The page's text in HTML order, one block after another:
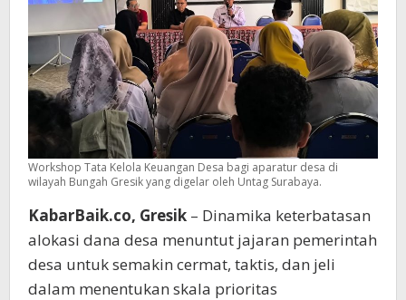
Workshop Tata Kelola Keuangan Desa bagi aparatur desa di
wilayah Bungah Gresik yang digelar oleh Untag Surabaya.
KabarBaik.co, Gresik – Dinamika keterbatasan
alokasi dana desa menuntut jajaran pemerintah
desa untuk semakin cermat, taktis, dan jeli
dalam menentukan skala prioritas